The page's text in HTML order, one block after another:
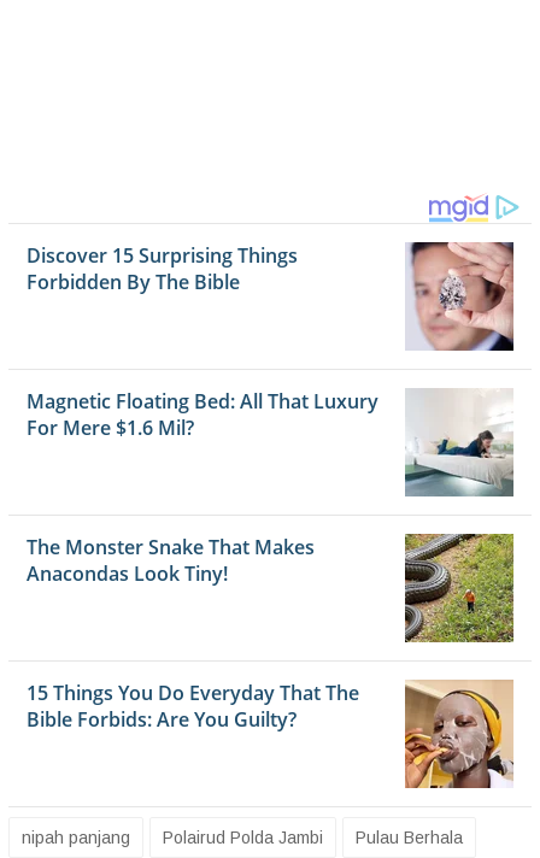
nipah panjang Polairud Polda Jambi Pulau Berhala